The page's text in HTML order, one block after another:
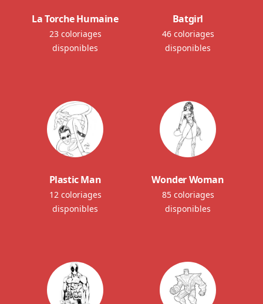
La Torche Humaine
23 coloriages
disponibles
Batgirl
46 coloriages
disponibles
Plastic Man
12 coloriages
disponibles
Wonder Woman
85 coloriages
disponibles